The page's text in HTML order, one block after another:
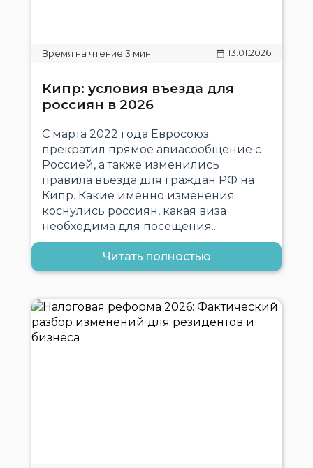
13.01.2026
Кипр: условия въезда для
россиян в 2026
С марта 2022 года Евросоюз
прекратил прямое авиасообщение с
Россией, а также изменились
правила въезда для граждан РФ на
Кипр. Какие именно изменения
коснулись россиян, какая виза
необходима для посещения..
Читать полностью